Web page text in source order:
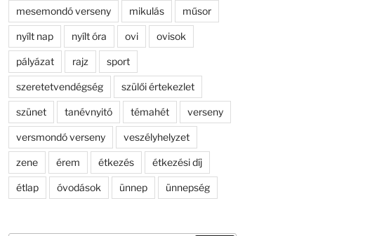
mesemondó verseny mikulás műsor
nyílt nap nyílt óra ovi ovisok
pályázat rajz sport
szeretetvendégség szülői értekezlet
szünet tanévnyitó témahét verseny
versmondó verseny veszélyhelyzet
zene érem étkezés étkezési díj
étlap óvodások ünnep ünnepség